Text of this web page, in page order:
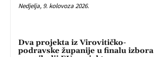
Nedjelja, 9. kolovoza 2026.
Dva projekta iz Virovitičko-
podravske županije u finalu izbora